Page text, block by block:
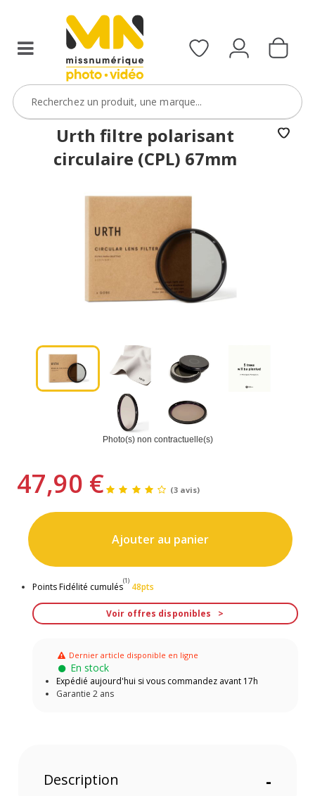
le
ObjectifFiltre5
VOIR L'OFFRE
Urth filtre polarisant
circulaire (CPL) 67mm
Photo(s) non contractuelle(s)
47,90 € (3 avis)
Ajouter au panier
Points Fidélité cumulés
(1)
48pts
Voir offres disponibles
Dernier article disponible en ligne
En stock
Expédié aujourd'hui si vous commandez avant 17h
Garantie 2 ans
Description -